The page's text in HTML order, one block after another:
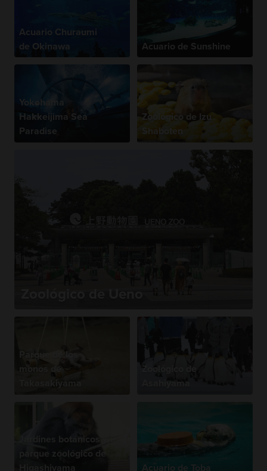
Acuario Churaumi
de Okinawa
Acuario de Sunshine
Yokohama
Hakkeijima Sea
Paradise
Zoológico de Izu
Shaboten
monos de
Takasakiyama
Zoológico de
Asahiyama
Jardines botánicos y
parque zoológico de
Higashiyama
Acuario de Toba